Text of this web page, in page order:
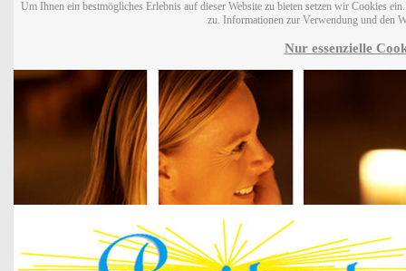
Um Ihnen ein bestmögliches Erlebnis auf dieser Website zu bieten setzen wir Cookies
zu. Informationen zur Verwendung und den
Nur essenzielle